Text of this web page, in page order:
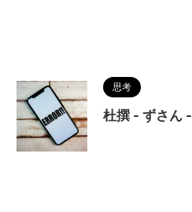
思考
杜撰 - ずさん -